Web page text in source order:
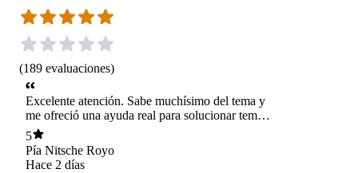
(189 evaluaciones)
Excelente atención. Sabe muchísimo del tema y
me ofreció una ayuda real para solucionar temas
con mi licencia pre y post natal.
5
Pía Nitsche Royo
Hace 2 días